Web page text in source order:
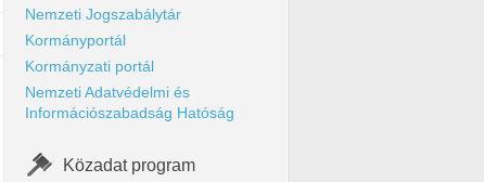
Nemzeti Jogszabálytár
Kormányportál
Kormányzati portál
Nemzeti Adatvédelmi és
Információszabadság Hatóság
Közadat program